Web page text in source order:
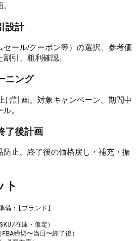
設計
セール/クーポン等）の選択、参考価
引、粗利確認。
ニング
げ計画、対象キャンペーン、期間中
。
了後計画
防止、終了後の価格戻し・補充・振
ト
備：[ブランド]
在庫・仮定）
締切〜当日〜終了後）